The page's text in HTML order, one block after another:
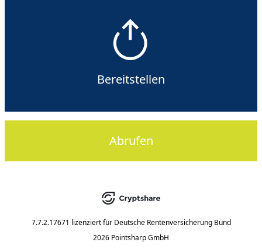
Bereitstellen
Abrufen
7.7.2.17671 lizenziert für Deutsche Rentenversicherung Bund
2026 Pointsharp GmbH